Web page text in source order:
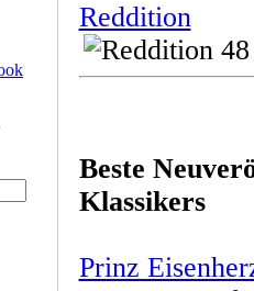
Reddition
Beste
Klassikers
Prinz